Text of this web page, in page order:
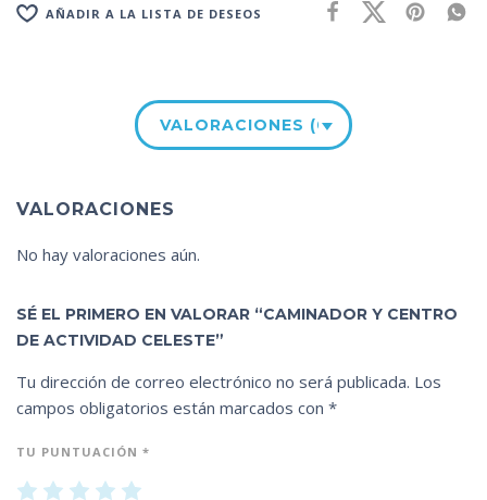
AÑADIR A LA LISTA DE DESEOS
VALORACIONES (0)
VALORACIONES
No hay valoraciones aún.
SÉ EL PRIMERO EN VALORAR “CAMINADOR Y CENTRO
DE ACTIVIDAD CELESTE”
Tu dirección de correo electrónico no será publicada. Los
campos obligatorios están marcados con *
TU PUNTUACIÓN *
1
2
3
4